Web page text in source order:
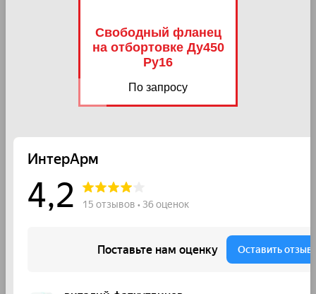
Свободный фланец
на отбортовке Ду450
Ру16
По запросу